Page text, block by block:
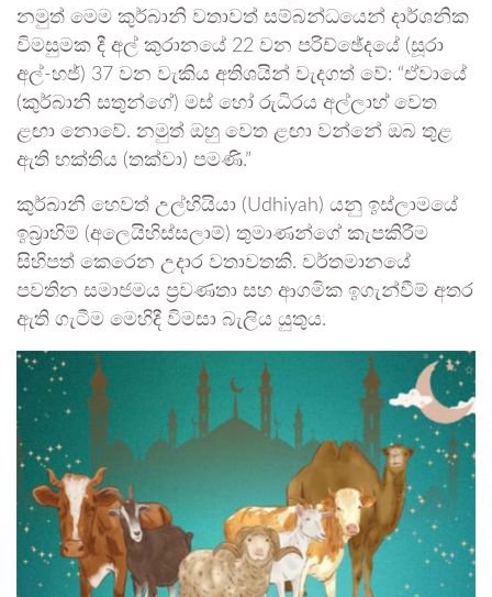
නමුත් මෙම කුර්බානි වතාවත් සම්බන්ධයෙන් දාර්ශනික
විමසුමක දී අල් කුරානයේ 22 වන පරිච්ඡේදයේ (සූරා
අල්-හජ්) 37 වන වැකිය අතිශයින් වැදගත් වේ: “ඒවායේ
(කුර්බානි සතුන්ගේ) මස් හෝ රුධිරය අල්ලාහ් වෙත
ළඟා නොවේ. නමුත් ඔහු වෙත ළඟා වන්නේ ඔබ තුළ
ඇති භක්තිය (තක්වා) පමණි.”
කුර්බානි හෙවත් උල්හියියා (Udhiyah) යනු ඉස්ලාමයේ
ඉබ්‍රාහිම් (අලෙයිහිස්සලාම්) තුමාණන්ගේ කැපකිරීම
සිහිපත් කෙරෙන උදාර වතාවතකි. වර්තමානයේ
පවතින සමාජමය ප්‍රවණතා සහ ආගමික ඉගැන්වීම් අතර
ඇති ගැටීම මෙහිදී විමසා බැලිය යුතුය.